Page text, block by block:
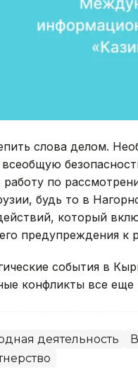
слова делом.
всеобщую
по
будь то в
который
предупреждения
события в
конфликты все
деятельность